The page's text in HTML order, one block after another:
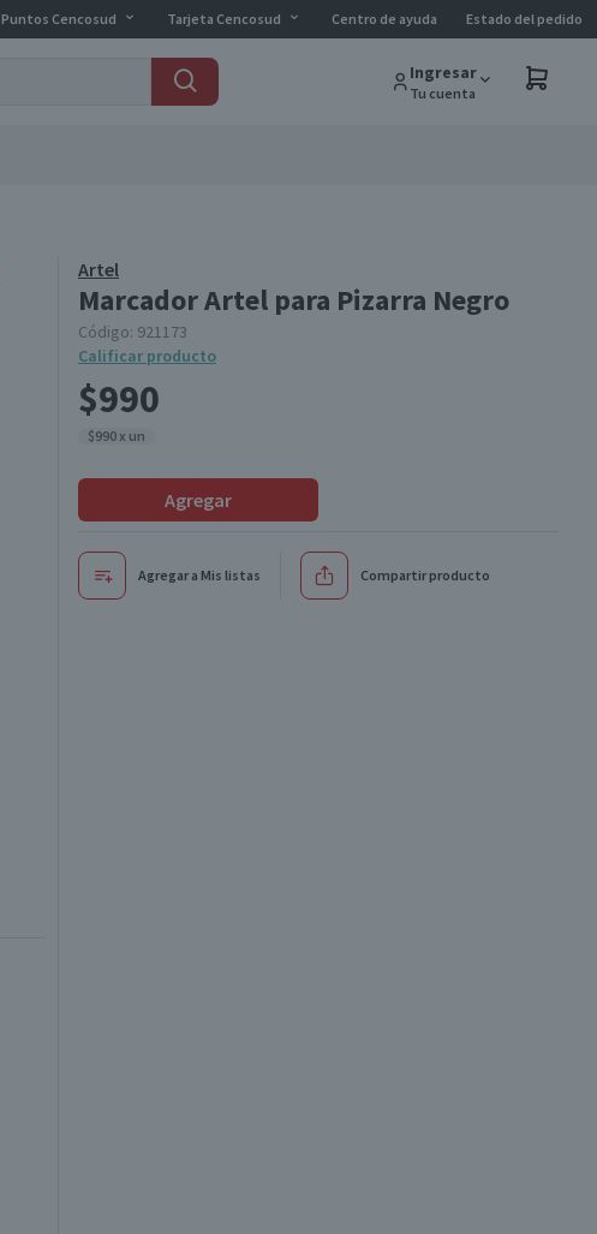
Puntos Cencosud Tarjeta Cencosud Centro de ayuda Estado del pedido
Ingresar
Tu cuenta
Artel
Marcador Artel para Pizarra Negro
Código: 921173
Calificar producto
$990
$990 x un
Agregar
Agregar a Mis listas Compartir producto